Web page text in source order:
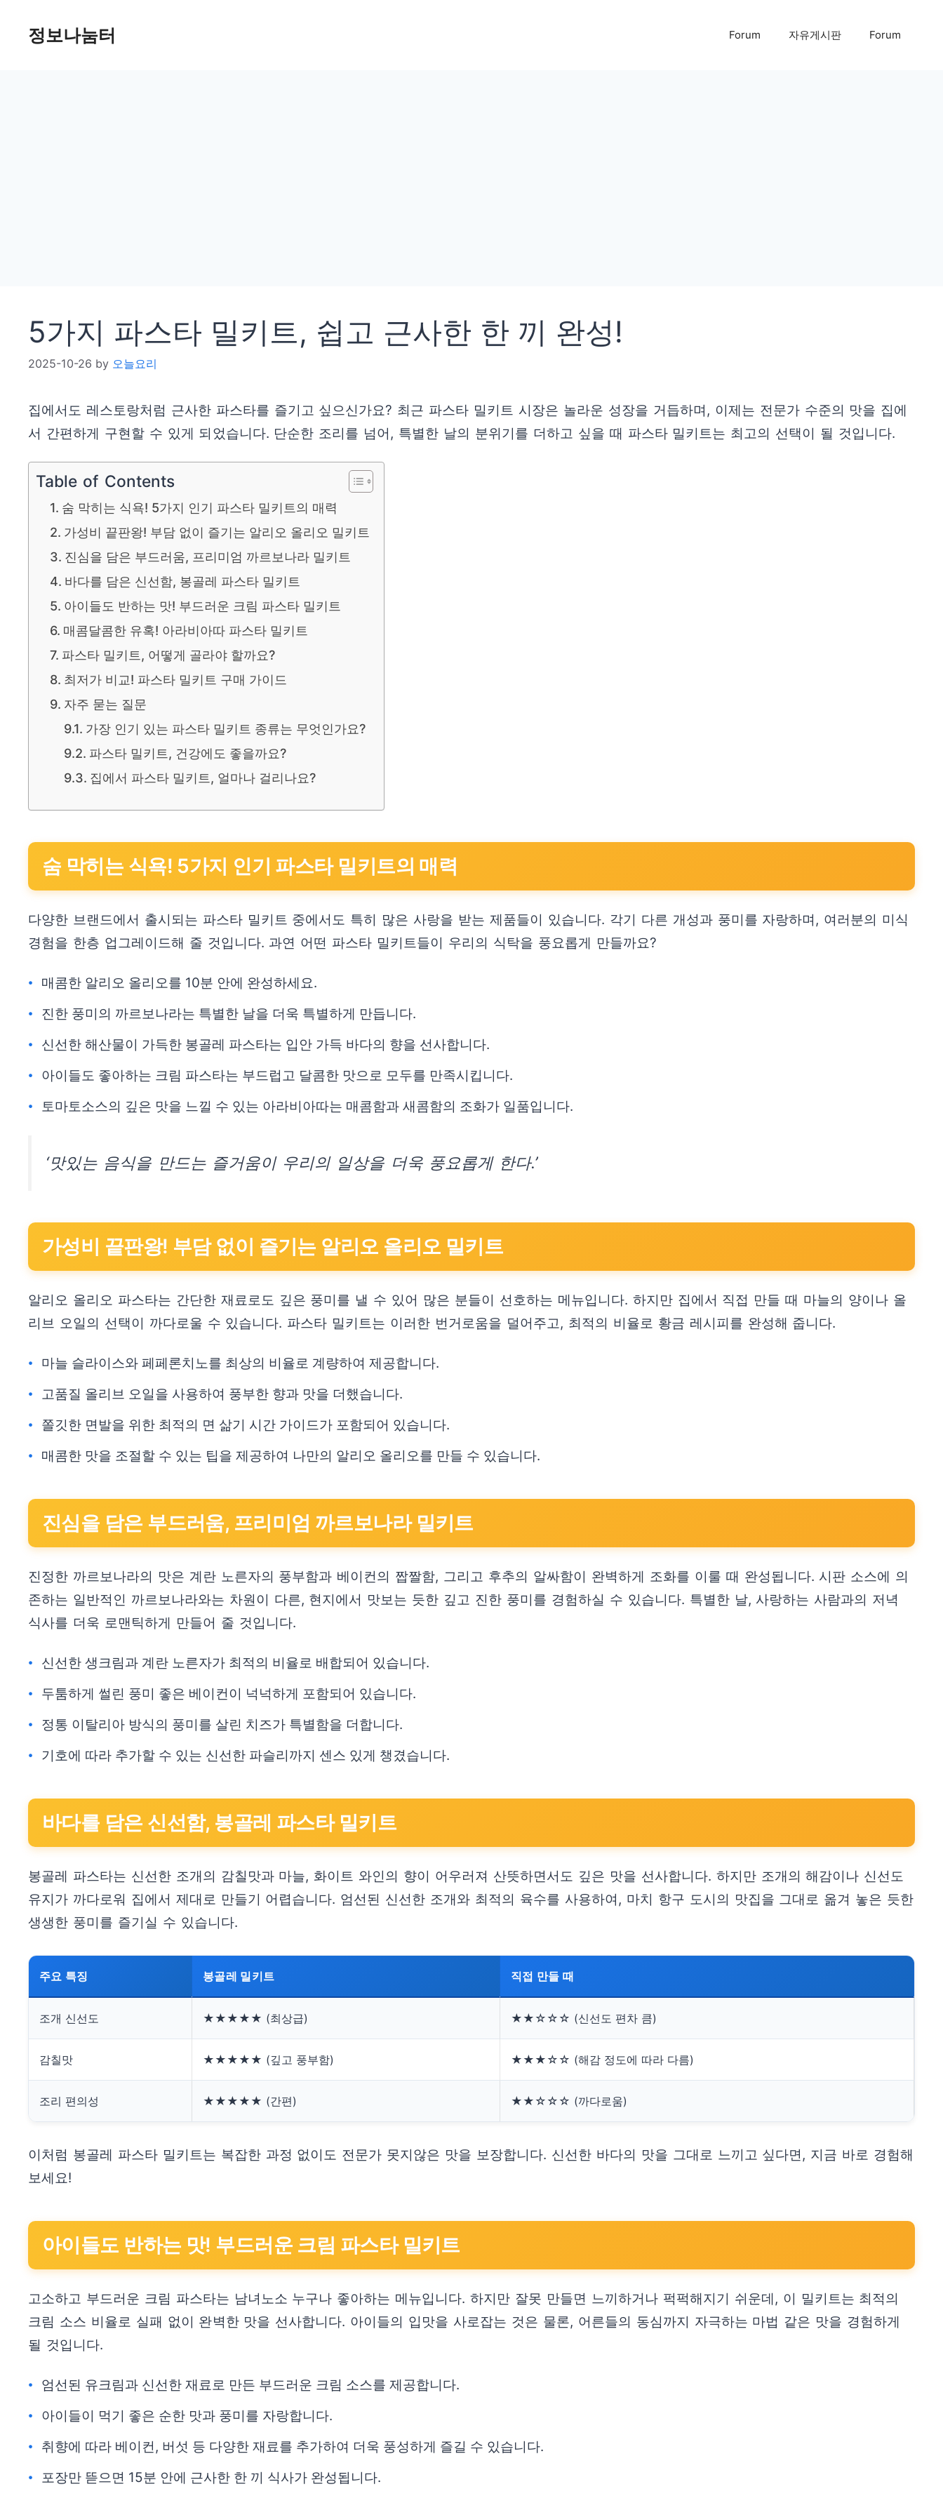
정보나눔터 Forum 자유게시판 Forum
5가지 파스타 밀키트, 쉽고 근사한 한 끼 완성!
2025-10-26 by 오늘요리
집에서도 레스토랑처럼 근사한 파스타를 즐기고 싶으신가요? 최근 파스타 밀키트 시장은 놀라운 성장을 거듭하며, 이제는 전문가 수준의 맛을 집에
서 간편하게 구현할 수 있게 되었습니다. 단순한 조리를 넘어, 특별한 날의 분위기를 더하고 싶을 때 파스타 밀키트는 최고의 선택이 될 것입니다.
Table of Contents
숨 막히는 식욕! 5가지 인기 파스타 밀키트의 매력
가성비 끝판왕! 부담 없이 즐기는 알리오 올리오 밀키트
진심을 담은 부드러움, 프리미엄 까르보나라 밀키트
바다를 담은 신선함, 봉골레 파스타 밀키트
아이들도 반하는 맛! 부드러운 크림 파스타 밀키트
매콤달콤한 유혹! 아라비아따 파스타 밀키트
파스타 밀키트, 어떻게 골라야 할까요?
최저가 비교! 파스타 밀키트 구매 가이드
자주 묻는 질문
가장 인기 있는 파스타 밀키트 종류는 무엇인가요?
파스타 밀키트, 건강에도 좋을까요?
집에서 파스타 밀키트, 얼마나 걸리나요?
숨 막히는 식욕! 5가지 인기 파스타 밀키트의 매력
다양한 브랜드에서 출시되는 파스타 밀키트 중에서도 특히 많은 사랑을 받는 제품들이 있습니다. 각기 다른 개성과 풍미를 자랑하며, 여러분의 미식
경험을 한층 업그레이드해 줄 것입니다. 과연 어떤 파스타 밀키트들이 우리의 식탁을 풍요롭게 만들까요?
매콤한 알리오 올리오를 10분 안에 완성하세요.
진한 풍미의 까르보나라는 특별한 날을 더욱 특별하게 만듭니다.
신선한 해산물이 가득한 봉골레 파스타는 입안 가득 바다의 향을 선사합니다.
아이들도 좋아하는 크림 파스타는 부드럽고 달콤한 맛으로 모두를 만족시킵니다.
토마토소스의 깊은 맛을 느낄 수 있는 아라비아따는 매콤함과 새콤함의 조화가 일품입니다.
‘맛있는 음식을 만드는 즐거움이 우리의 일상을 더욱 풍요롭게 한다.’
가성비 끝판왕! 부담 없이 즐기는 알리오 올리오 밀키트
알리오 올리오 파스타는 간단한 재료로도 깊은 풍미를 낼 수 있어 많은 분들이 선호하는 메뉴입니다. 하지만 집에서 직접 만들 때 마늘의 양이나 올
리브 오일의 선택이 까다로울 수 있습니다. 파스타 밀키트는 이러한 번거로움을 덜어주고, 최적의 비율로 황금 레시피를 완성해 줍니다.
마늘 슬라이스와 페페론치노를 최상의 비율로 계량하여 제공합니다.
고품질 올리브 오일을 사용하여 풍부한 향과 맛을 더했습니다.
쫄깃한 면발을 위한 최적의 면 삶기 시간 가이드가 포함되어 있습니다.
매콤한 맛을 조절할 수 있는 팁을 제공하여 나만의 알리오 올리오를 만들 수 있습니다.
진심을 담은 부드러움, 프리미엄 까르보나라 밀키트
진정한 까르보나라의 맛은 계란 노른자의 풍부함과 베이컨의 짭짤함, 그리고 후추의 알싸함이 완벽하게 조화를 이룰 때 완성됩니다. 시판 소스에 의
존하는 일반적인 까르보나라와는 차원이 다른, 현지에서 맛보는 듯한 깊고 진한 풍미를 경험하실 수 있습니다. 특별한 날, 사랑하는 사람과의 저녁
식사를 더욱 로맨틱하게 만들어 줄 것입니다.
신선한 생크림과 계란 노른자가 최적의 비율로 배합되어 있습니다.
두툼하게 썰린 풍미 좋은 베이컨이 넉넉하게 포함되어 있습니다.
정통 이탈리아 방식의 풍미를 살린 치즈가 특별함을 더합니다.
기호에 따라 추가할 수 있는 신선한 파슬리까지 센스 있게 챙겼습니다.
바다를 담은 신선함, 봉골레 파스타 밀키트
봉골레 파스타는 신선한 조개의 감칠맛과 마늘, 화이트 와인의 향이 어우러져 산뜻하면서도 깊은 맛을 선사합니다. 하지만 조개의 해감이나 신선도
유지가 까다로워 집에서 제대로 만들기 어렵습니다. 엄선된 신선한 조개와 최적의 육수를 사용하여, 마치 항구 도시의 맛집을 그대로 옮겨 놓은 듯한
생생한 풍미를 즐기실 수 있습니다.
주요 특징 봉골레 밀키트 직접 만들 때
조개 신선도 ★★★★★ (최상급) ★★☆☆☆ (신선도 편차 큼)
감칠맛 ★★★★★ (깊고 풍부함) ★★★☆☆ (해감 정도에 따라 다름)
조리 편의성 ★★★★★ (간편) ★★☆☆☆ (까다로움)
이처럼 봉골레 파스타 밀키트는 복잡한 과정 없이도 전문가 못지않은 맛을 보장합니다. 신선한 바다의 맛을 그대로 느끼고 싶다면, 지금 바로 경험해
보세요!
아이들도 반하는 맛! 부드러운 크림 파스타 밀키트
고소하고 부드러운 크림 파스타는 남녀노소 누구나 좋아하는 메뉴입니다. 하지만 잘못 만들면 느끼하거나 퍽퍽해지기 쉬운데, 이 밀키트는 최적의
크림 소스 비율로 실패 없이 완벽한 맛을 선사합니다. 아이들의 입맛을 사로잡는 것은 물론, 어른들의 동심까지 자극하는 마법 같은 맛을 경험하게
될 것입니다.
엄선된 유크림과 신선한 재료로 만든 부드러운 크림 소스를 제공합니다.
아이들이 먹기 좋은 순한 맛과 풍미를 자랑합니다.
취향에 따라 베이컨, 버섯 등 다양한 재료를 추가하여 더욱 풍성하게 즐길 수 있습니다.
포장만 뜯으면 15분 안에 근사한 한 끼 식사가 완성됩니다.